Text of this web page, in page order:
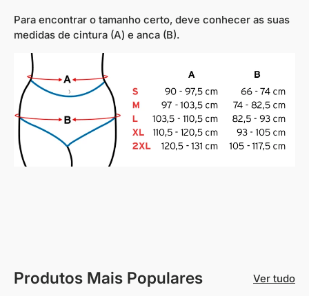
Para encontrar o tamanho certo, deve conhecer as suas
medidas de cintura (A) e anca (B).
Produtos Mais Populares Ver tudo